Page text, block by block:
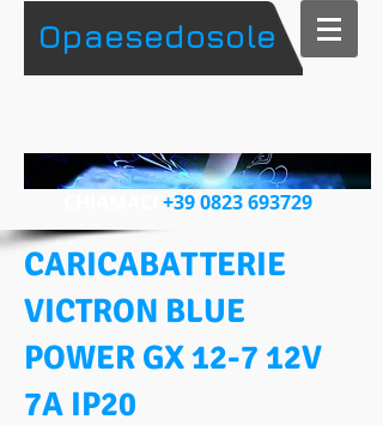
+39 0823 693729
​Opaesedosole
CARICABATTERIE
VICTRON BLUE
POWER GX 12-7 12V
7A IP20